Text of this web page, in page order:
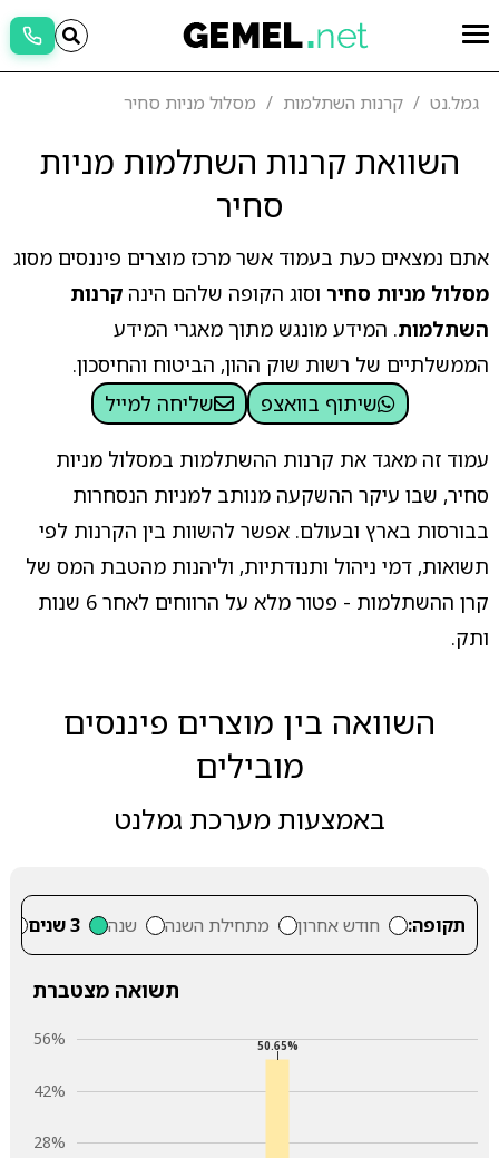
גמל.נט קרנות השתלמות מסלול מניות סחיר
השוואת קרנות השתלמות מניות
סחיר
אתם נמצאים כעת בעמוד אשר מרכז מוצרים פיננסים מסוג
מסלול מניות סחירוסוג הקופה שלהם הינה קרנות
השתלמות. המידע מונגש מתוך מאגרי המידע
הממשלתיים של רשות שוק ההון, הביטוח והחיסכון.
שיתוף בוואצפ
שליחה למייל
עמוד זה מאגד את קרנות ההשתלמות במסלול מניות
סחיר, שבו עיקר ההשקעה מנותב למניות הנסחרות
בבורסות בארץ ובעולם. אפשר להשוות בין הקרנות לפי
תשואות, דמי ניהול ותנודתיות, וליהנות מהטבת המס של
קרן ההשתלמות - פטור מלא על הרווחים לאחר 6 שנות
ותק.
השוואה בין מוצרים פיננסים
מובילים
באמצעות מערכת גמלנט
תקופה: חודש אחרון מתחילת השנה שנה 3 שנים
תשואה מצטברת
28%
42%
56% 50.65%